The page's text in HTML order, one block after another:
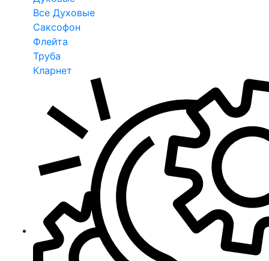
Все Духовые
Саксофон
Флейта
Труба
Кларнет